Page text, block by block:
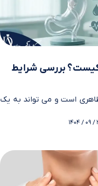
بررسی شرایط
است و می‌ تواند به یک